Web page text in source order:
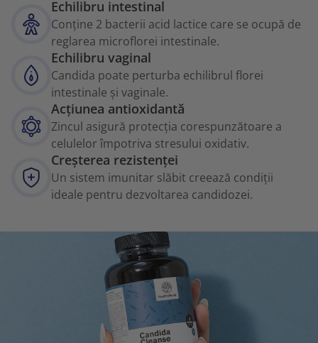
Echilibru intestinal
Conține 2 bacterii acid lactice care se ocupă de
reglarea microflorei intestinale.
Echilibru vaginal
Candida poate perturba echilibrul florei
intestinale și vaginale.
Acțiunea antioxidantă
Zincul asigură protecția corespunzătoare a
celulelor împotriva stresului oxidativ.
Creșterea rezistenței
Un sistem imunitar slăbit creează condiții
ideale pentru dezvoltarea candidozei.